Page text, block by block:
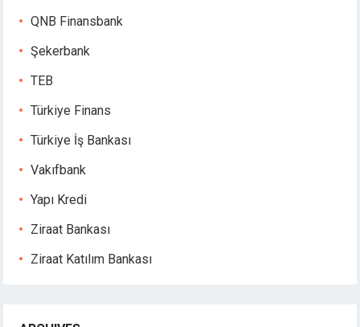
QNB Finansbank
Şekerbank
TEB
Türkiye Finans
Türkiye İş Bankası
Vakıfbank
Yapı Kredi
Ziraat Bankası
Ziraat Katılım Bankası